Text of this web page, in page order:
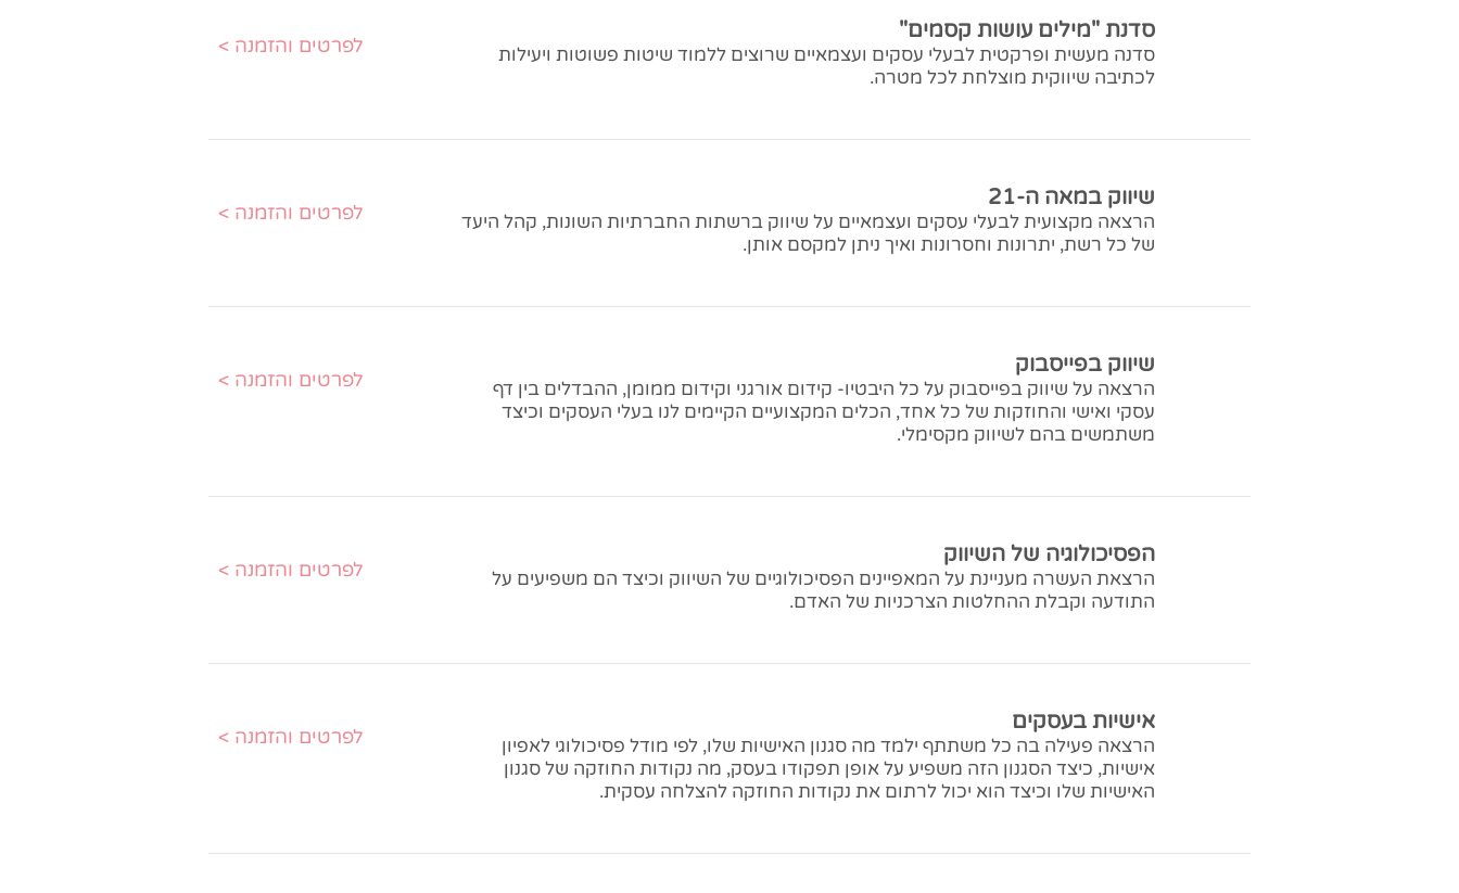
< לפרטים והזמנה
סדנת "מילים עושות קסמים"
סדנה מעשית ופרקטית לבעלי עסקים ועצמאיים שרוצים ללמוד שיטות פשוטות ויעילות
לכתיבה שיווקית מוצלחת לכל מטרה.
< לפרטים והזמנה
שיווק במאה ה-21
הרצאה מקצועית לבעלי עסקים ועצמאיים על שיווק ברשתות החברתיות השונות, קהל היעד
של כל רשת, יתרונות וחסרונות ואיך ניתן למקסם אותן.
< לפרטים והזמנה
שיווק בפייסבוק
הרצאה על שיווק בפייסבוק על כל היבטיו- קידום אורגני וקידום ממומן, ההבדלים בין דף
עסקי ואישי והחוזקות של כל אחד, הכלים המקצועיים הקיימים לנו בעלי העסקים וכיצד
משתמשים בהם לשיווק מקסימלי.
< לפרטים והזמנה
הפסיכולוגיה של השיווק
הרצאת העשרה מעניינת על המאפיינים הפסיכולוגיים של השיווק וכיצד הם משפיעים על
התודעה וקבלת ההחלטות הצרכניות של האדם.
< לפרטים והזמנה
אישיות בעסקים
הרצאה פעילה בה כל משתתף ילמד מה סגנון האישיות שלו, לפי מודל פסיכולוגי לאפיון
אישיות, כיצד הסגנון הזה משפיע על אופן תפקודו בעסק, מה נקודות החוזקה של סגנון
האישיות שלו וכיצד הוא יכול לרתום את נקודות החוזקה להצלחה עסקית.